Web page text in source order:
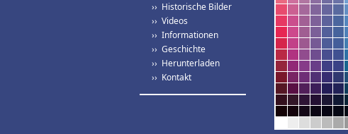
›› Historische Bilder
›› Videos
›› Informationen
›› Geschichte
›› Herunterladen
›› Kontakt